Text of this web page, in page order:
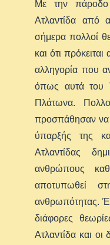
Με την
Ατλαντίδα από
σήμερα πολλοί
και ότι
αλληγορία που
όπως αυτά του
Πλάτωνα.
προσπάθησαν να
ύπαρξής της
Ατλαντίδας
ανθρώπους
αποτυπωθεί
ανθρωπότητας.
διάφορες
Ατλαντίδα και οι